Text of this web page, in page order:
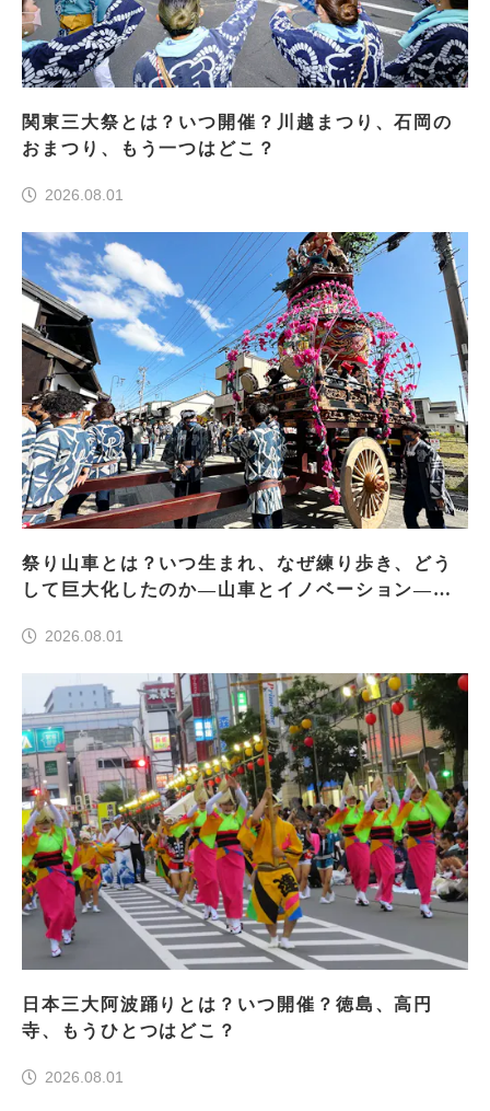
関東三大祭とは？いつ開催？川越まつり、石岡の
おまつり、もう一つはどこ？
2026.08.01
祭り山車とは？いつ生まれ、なぜ練り歩き、どう
して巨大化したのか―山車とイノベーション―＜
2026.08.01
日本三大阿波踊りとは？いつ開催？徳島、高円
寺、もうひとつはどこ？
2026.08.01